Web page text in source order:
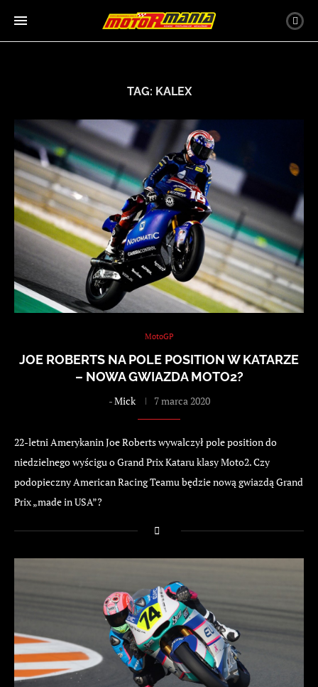
TAG: KALEX
MotoGP
JOE ROBERTS NA POLE POSITION W KATARZE
– NOWA GWIAZDA MOTO2?
-Mick 7 marca 2020
22-letni Amerykanin Joe Roberts wywalczył pole position do
niedzielnego wyścigu o Grand Prix Kataru klasy Moto2. Czy
podopieczny American Racing Teamu będzie nową gwiazdą Grand
Prix „made in USA”?